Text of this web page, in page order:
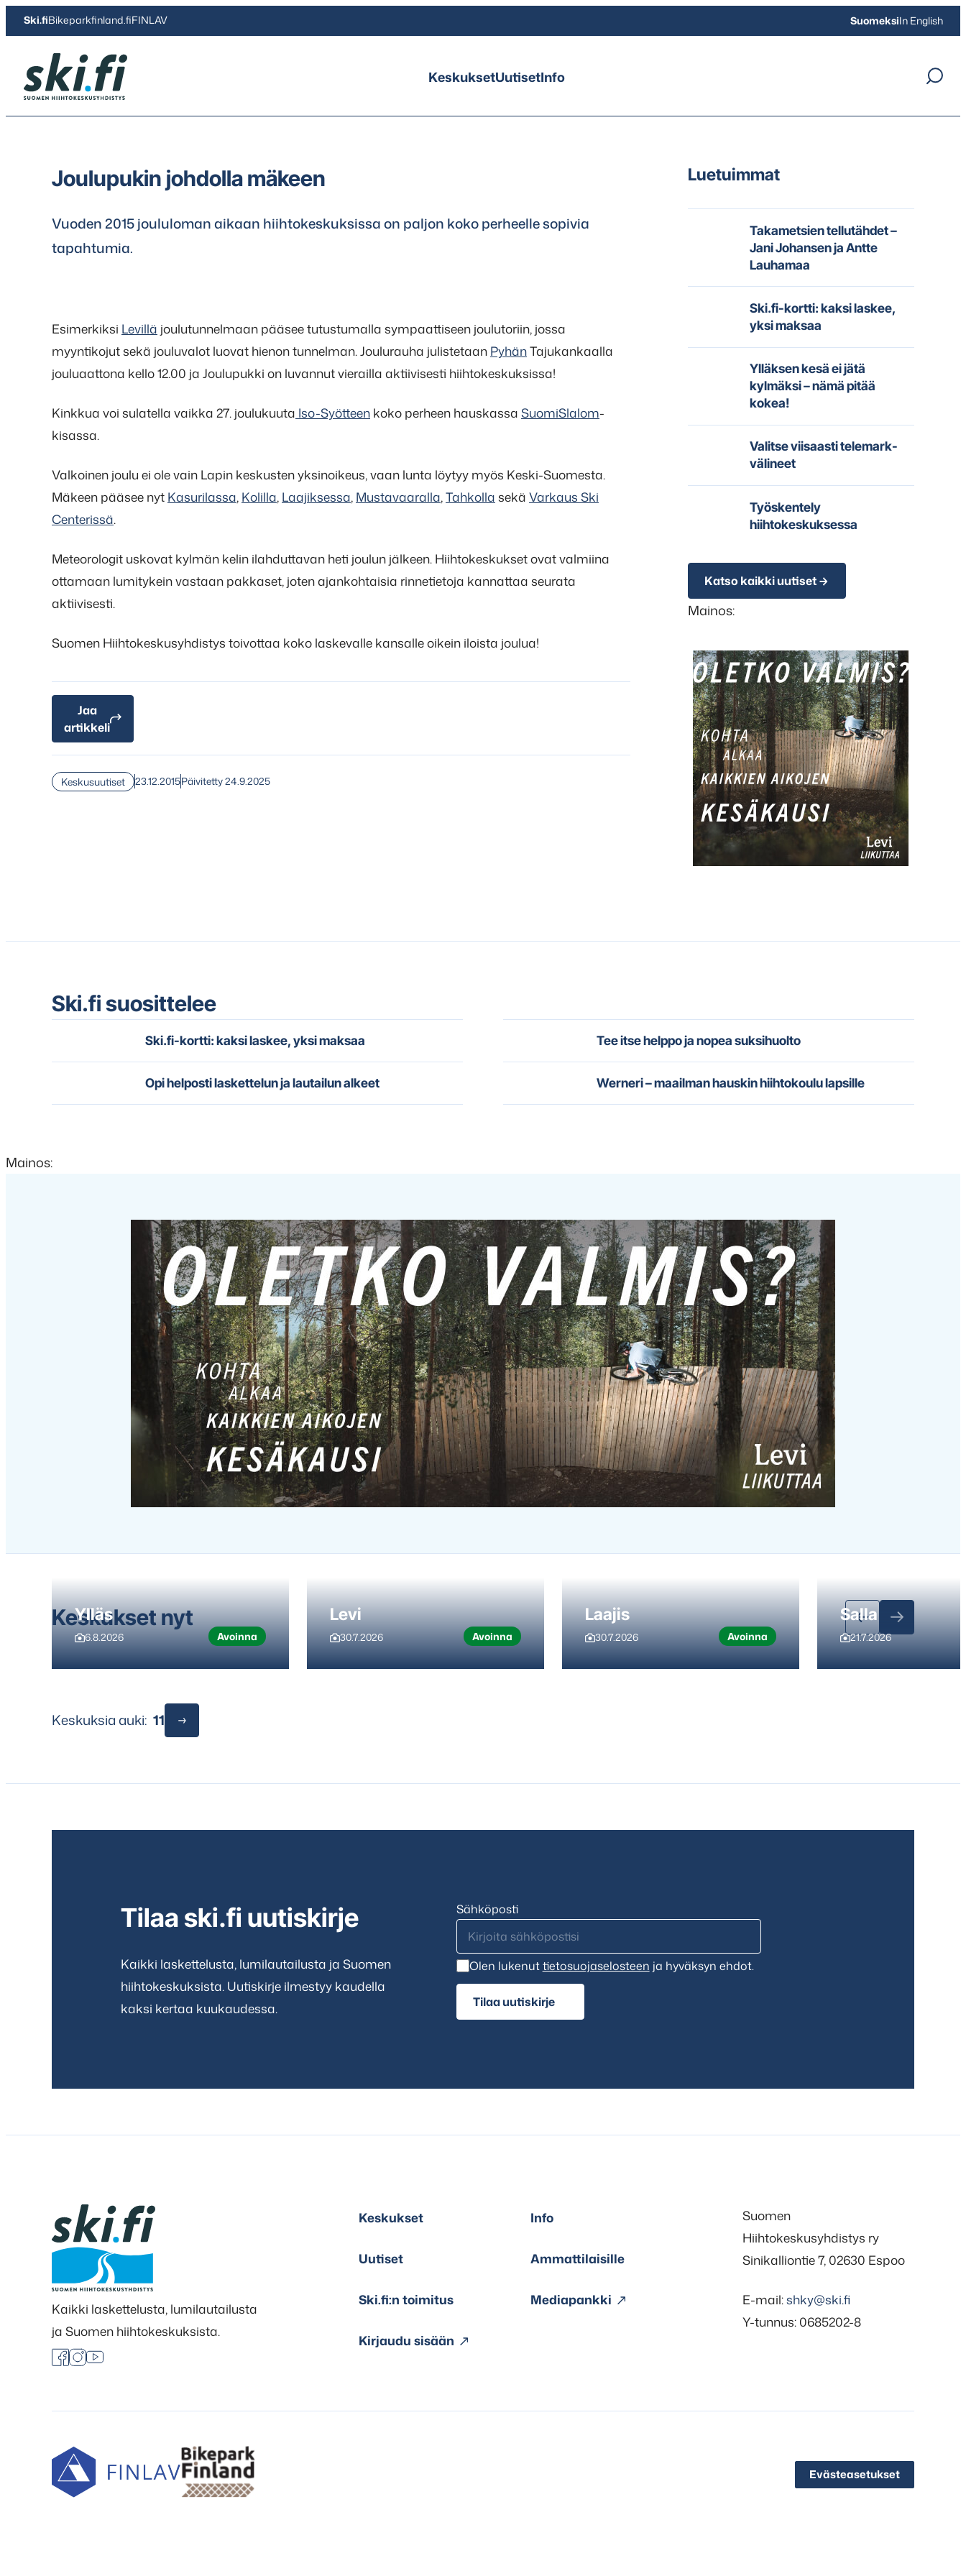
Siirry
sisältöön
Ski.fiBikeparkfinland.fiFINLAV SuomeksiIn English
Ski.fi KeskuksetUutisetInfo
Joulupukin johdolla mäkeen
Vuoden 2015 joululoman aikaan hiihtokeskuksissa on paljon koko perheelle sopivia
tapahtumia.
Esimerkiksi Levillä joulutunnelmaan pääsee tutustumalla sympaattiseen joulutoriin, jossa
myyntikojut sekä jouluvalot luovat hienon tunnelman. Joulurauha julistetaan PyhänTajukankaalla
jouluaattona kello 12.00 ja Joulupukki on luvannut vierailla aktiivisesti hiihtokeskuksissa!
Kinkkua voi sulatella vaikka 27. joulukuuta Iso-Syötteen koko perheen hauskassa SuomiSlalom-
kisassa.
Valkoinen joulu ei ole vain Lapin keskusten yksinoikeus, vaan lunta löytyy myös Keski-Suomesta.
Mäkeen pääsee nyt Kasurilassa, Kolilla, Laajiksessa, Mustavaaralla,Tahkolla sekä Varkaus Ski
Centerissä.
Meteorologit uskovat kylmän kelin ilahduttavan heti joulun jälkeen. Hiihtokeskukset ovat valmiina
ottamaan lumitykein vastaan pakkaset, joten ajankohtaisia rinnetietoja kannattaa seurata
aktiivisesti.
Suomen Hiihtokeskusyhdistys toivottaa koko laskevalle kansalle oikein iloista joulua!
Jaa
artikkeli
Keskusuutiset 23.12.2015Päivitetty 24.9.2025
Luetuimmat
Takametsien tellutähdet –
Jani Johansen ja Antte
Lauhamaa
Ski.fi-kortti: kaksi laskee,
yksi maksaa
Ylläksen kesä ei jätä
kylmäksi – nämä pitää
kokea!
Valitse viisaasti telemark-
välineet
Työskentely
hiihtokeskuksessa
Katso kaikki uutiset
Mainos:
Ski.fi suosittelee
Ski.fi-kortti: kaksi laskee, yksi maksaa Tee itse helppo ja nopea suksihuolto
Opi helposti laskettelun ja lautailun alkeet Werneri – maailman hauskin hiihtokoulu lapsille
Mainos:
Keskukset nyt
Ylläs
6.8.2026 Avoinna
Levi
30.7.2026 Avoinna
Laajis
30.7.2026 Avoinna
Salla
21.7.2026
Keskuksia auki: 11
Tilaa ski.fi uutiskirje
Kaikki laskettelusta, lumilautailusta ja Suomen
hiihtokeskuksista. Uutiskirje ilmestyy kaudella
kaksi kertaa kuukaudessa.
Sähköposti
Olen lukenuttietosuojaselosteen ja hyväksyn ehdot.
Tilaa uutiskirje
Kaikki laskettelusta, lumilautailusta
ja Suomen hiihtokeskuksista.
Facebook
Instagram
Youtube
Keskukset Info
Uutiset Ammattilaisille
Ski.fi:n toimitus Mediapankki
Kirjaudu sisään
Suomen
Hiihtokeskusyhdistys ry
Sinikalliontie 7, 02630 Espoo
E-mail:shky@ski.fi
Y-tunnus: 0685202-8
Evästeasetukset